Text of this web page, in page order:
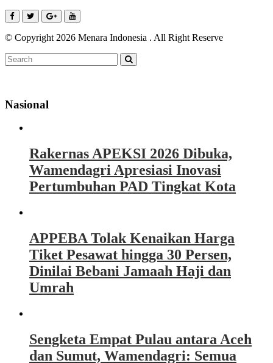
© Copyright 2026 Menara Indonesia . All Right Reserve
Nasional
Rakernas APEKSI 2026 Dibuka,
Wamendagri Apresiasi Inovasi
Pertumbuhan PAD Tingkat Kota
APPEBA Tolak Kenaikan Harga
Tiket Pesawat hingga 30 Persen,
Dinilai Bebani Jamaah Haji dan
Umrah
Sengketa Empat Pulau antara Aceh
dan Sumut, Wamendagri: Semua